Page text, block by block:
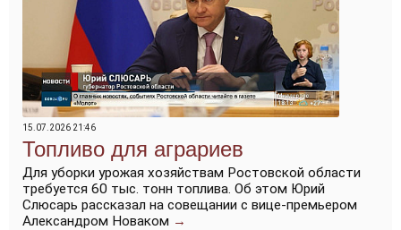
15.07.2026 21:46
Топливо для аграриев
Для уборки урожая хозяйствам Ростовской области
требуется 60 тыс. тонн топлива. Об этом Юрий
Слюсарь рассказал на совещании с вице-премьером
Александром Новаком →